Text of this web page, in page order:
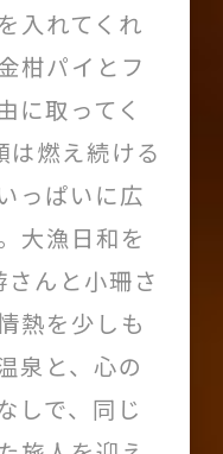
入れてくれ
柑パイとフ
に取ってく
燃え続ける
っぱいに広
大漁日和を
んと小珊さ
熱を少しも
泉と、心の
しで、同じ